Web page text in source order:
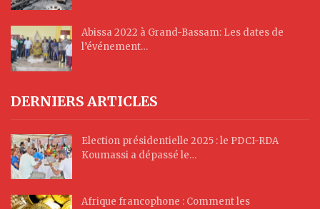
Abissa 2022 à Grand-Bassam: Les dates de
l’événement…
DERNIERS ARTICLES
Election présidentielle 2025 : le PDCI-RDA
Koumassi a dépassé le…
Afrique francophone : Comment les